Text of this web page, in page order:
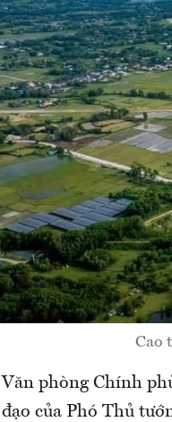
Cao
Văn phòng Chính
đạo của Phó Thủ